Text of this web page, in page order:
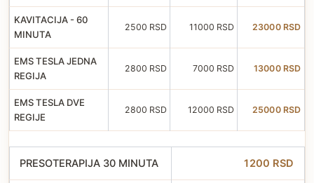
KAVITACIJA - 60
MINUTA
2500 RSD 11000 RSD 23000 RSD
EMS TESLA JEDNA
REGIJA
2800 RSD 7000 RSD 13000 RSD
EMS TESLA DVE
REGIJE
2800 RSD 12000 RSD 25000 RSD
PRESOTERAPIJA 30 MINUTA 1200 RSD